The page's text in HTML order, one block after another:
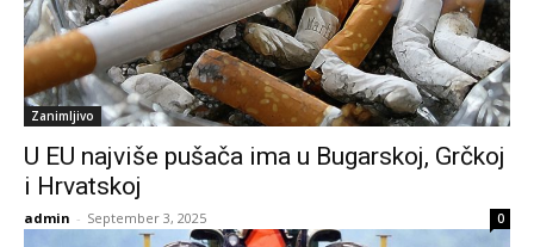
Zanimljivo
U EU najviše pušača ima u Bugarskoj, Grčkoj
i Hrvatskoj
admin - September 3, 2025 0